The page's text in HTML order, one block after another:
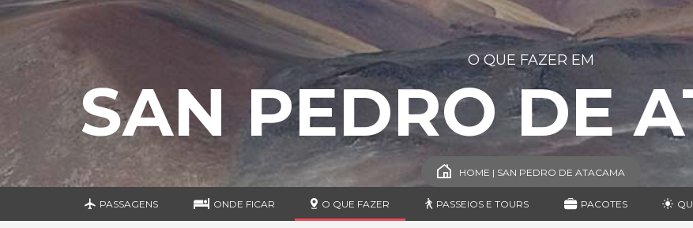
O QUE FAZER EM
SAN PEDRO DE
HOME | SAN PEDRO DE ATACAMA
PASSAGENS ONDE FICAR O QUE FAZER PASSEIOS E TOURS PACOTES